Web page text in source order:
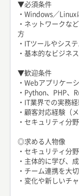
▼必須条件
・Windows／
・ネットワークな
方
・ITツールやシス
・基本的なビジネ
▼歓迎条件
・Webアプリケー
・Python、PHP、
・IT業界での実務
・顧客対応経験（
・セキュリティ分
◎求める人物像
・セキュリティ分
・主体的に学び、
・チーム連携を大
・変化や新しいチ